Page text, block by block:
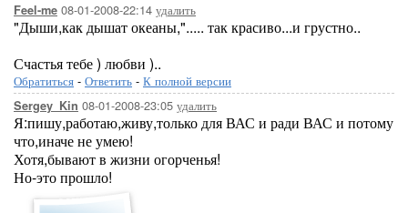
Feel-me 08-01-2008-22:14 удалить
"Дыши,как дышат океаны,"..... так красиво...и грустно..
Счастья тебе ) любви )..
Обратиться - Ответить - К полной версии
Sergey_Kin 08-01-2008-23:05 удалить
Я:пишу,работаю,живу,только для ВАС и ради ВАС и потому
что,иначе не умею!
Хотя,бывают в жизни огорченья!
Но-это прошло!